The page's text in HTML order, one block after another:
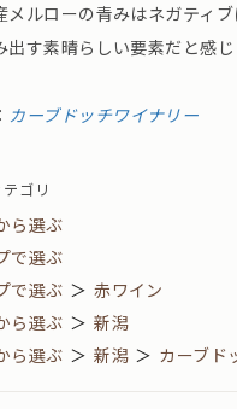
メルローの青みはネガティ
出す素晴らしい要素だと感じ
カーブドッチワイナリー
ゴリ
ら選ぶ
で選ぶ
で選ぶ ＞ 赤ワイン
ら選ぶ ＞ 新潟
ら選ぶ ＞ 新潟 ＞ カーブド